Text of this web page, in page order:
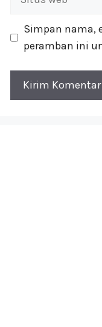
Simpan nama,
peramban ini